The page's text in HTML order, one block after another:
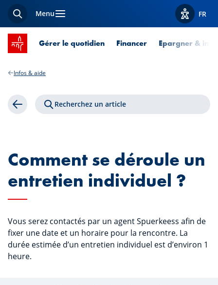
Recherche
Menu Afficher
FR
Accueil SPUERKEESS
Gérer le quotidien Financer Epargner &
Infos & aide
Retour Recherchez un article
Comment se déroule un
entretien individuel ?
Vous serez contactés par un agent Spuerkeess afin de
fixer une date et un horaire pour la rencontre. La
durée estimée d’un entretien individuel est d’environ 1
heure.